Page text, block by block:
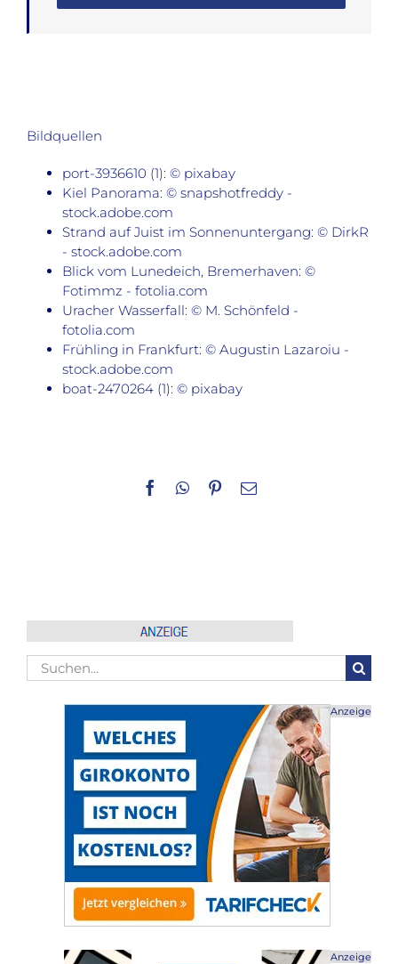
Bildquellen
port-3936610 (1): © pixabay
Kiel Panorama: © snapshotfreddy -
stock.adobe.com
Strand auf Juist im Sonnenuntergang: © DirkR
- stock.adobe.com
Blick vom Lunedeich, Bremerhaven: ©
Fotimmz - fotolia.com
Uracher Wasserfall: © M. Schönfeld -
fotolia.com
Frühling in Frankfurt: © Augustin Lazaroiu -
stock.adobe.com
boat-2470264 (1): © pixabay
Facebook
WhatsApp
Pinterest
E-
Suche
nach:
Anzeige
Anzeige